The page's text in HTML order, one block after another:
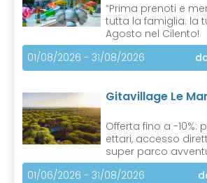
“Prima prenoti e
tutta la famiglia: la
Agosto nel Cilento!
01/08/2026 - 31/08/2026
Gitavillage Le
Offerta fino a -10%:
ettari, accesso
super parco
01/06/2026 - 31/08/2026